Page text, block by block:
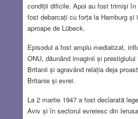
condiții dificile. Apoi au fost trimişi în
fost debarcați cu forța la Hamburg și
aproape de Lübeck.
Episodul a fost amplu mediatizat,
ONU, dăunând imaginii și
Britanii și agravând relația deja
Britanie și evrei.
La 2 martie 1947 a fost declarată
Aviv și în sectorul evreiesc din